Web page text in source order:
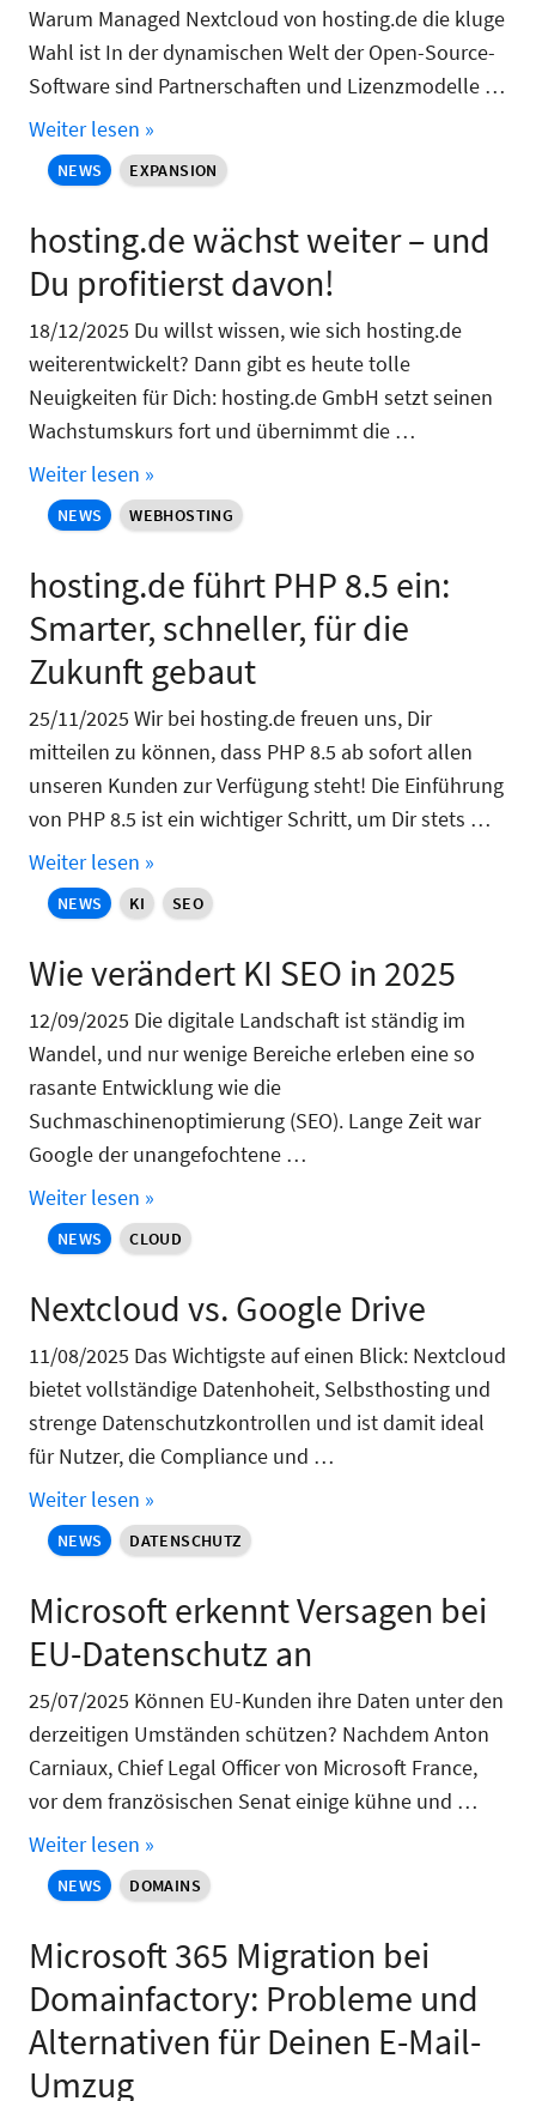
Warum Managed Nextcloud von hosting.de die kluge
Wahl ist In der dynamischen Welt der Open-Source-
Software sind Partnerschaften und Lizenzmodelle …
Weiter lesen »
NEWS EXPANSION
hosting.de wächst weiter – und
Du profitierst davon!
18/12/2025 Du willst wissen, wie sich hosting.de
weiterentwickelt? Dann gibt es heute tolle
Neuigkeiten für Dich: hosting.de GmbH setzt seinen
Wachstumskurs fort und übernimmt die …
Weiter lesen »
NEWS WEBHOSTING
hosting.de führt PHP 8.5 ein:
Smarter, schneller, für die
Zukunft gebaut
25/11/2025 Wir bei hosting.de freuen uns, Dir
mitteilen zu können, dass PHP 8.5 ab sofort allen
unseren Kunden zur Verfügung steht! Die Einführung
von PHP 8.5 ist ein wichtiger Schritt, um Dir stets …
Weiter lesen »
NEWS KI SEO
Wie verändert KI SEO in 2025
12/09/2025 Die digitale Landschaft ist ständig im
Wandel, und nur wenige Bereiche erleben eine so
rasante Entwicklung wie die
Suchmaschinenoptimierung (SEO). Lange Zeit war
Google der unangefochtene …
Weiter lesen »
NEWS CLOUD
Nextcloud vs. Google Drive
11/08/2025 Das Wichtigste auf einen Blick: Nextcloud
bietet vollständige Datenhoheit, Selbsthosting und
strenge Datenschutzkontrollen und ist damit ideal
für Nutzer, die Compliance und …
Weiter lesen »
NEWS DATENSCHUTZ
Microsoft erkennt Versagen bei
EU-Datenschutz an
25/07/2025 Können EU-Kunden ihre Daten unter den
derzeitigen Umständen schützen? Nachdem Anton
Carniaux, Chief Legal Officer von Microsoft France,
vor dem französischen Senat einige kühne und …
Weiter lesen »
NEWS DOMAINS
Microsoft 365 Migration bei
Domainfactory: Probleme und
Alternativen für Deinen E-Mail-
Umzug